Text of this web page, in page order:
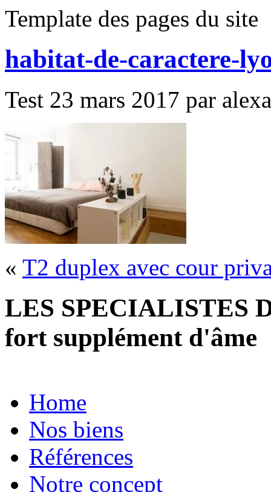
Template des pages du site
habitat-de-caractere-
Test 23 mars 2017 par
« T2 duplex avec cour
LES SPECIALISTES
fort supplément d'âme
Home
Nos biens
Références
Notre concept